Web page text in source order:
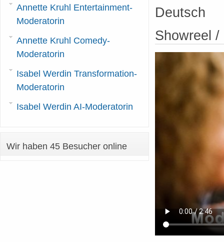
Deutsch
Showreel /
Annette Kruhl Entertainment-
Moderatorin
Annette Kruhl Comedy-
Moderatorin
Isabel Werdin Transformation-
Moderatorin
Isabel Werdin AI-Moderatorin
Wir haben 45 Besucher online